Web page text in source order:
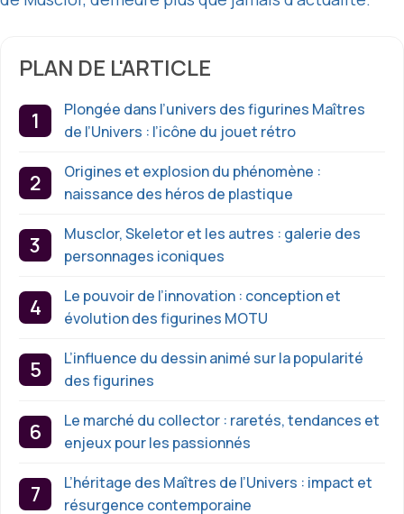
PLAN DE L'ARTICLE
Plongée dans l’univers des figurines Maîtres
de l’Univers : l’icône du jouet rétro
Origines et explosion du phénomène :
naissance des héros de plastique
Musclor, Skeletor et les autres : galerie des
personnages iconiques
Le pouvoir de l’innovation : conception et
évolution des figurines MOTU
L’influence du dessin animé sur la popularité
des figurines
Le marché du collector : raretés, tendances et
enjeux pour les passionnés
L’héritage des Maîtres de l’Univers : impact et
résurgence contemporaine